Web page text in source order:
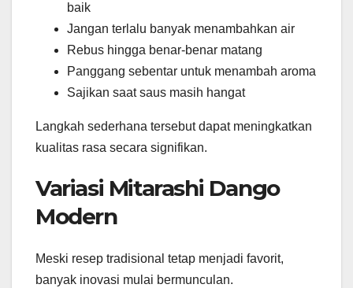
baik
Jangan terlalu banyak menambahkan air
Rebus hingga benar-benar matang
Panggang sebentar untuk menambah aroma
Sajikan saat saus masih hangat
Langkah sederhana tersebut dapat meningkatkan
kualitas rasa secara signifikan.
Variasi Mitarashi Dango
Modern
Meski resep tradisional tetap menjadi favorit,
banyak inovasi mulai bermunculan.